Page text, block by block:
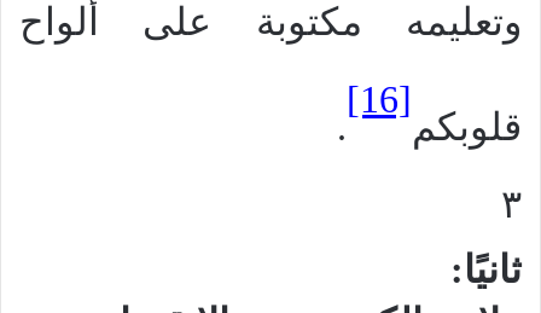
وتعليمه مكتوبة على ألواح
قلوبكم
[16]
.
٣
ثانيًا: